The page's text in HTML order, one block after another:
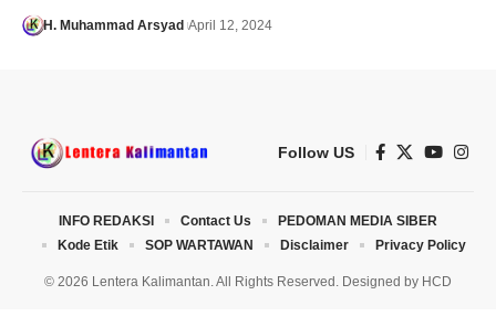
H. Muhammad Arsyad April 12, 2024
Follow US
© 2026 Lentera Kalimantan. All Rights Reserved. Designed by HCD
INFO REDAKSI Contact Us
PEDOMAN MEDIA SIBER
Kode Etik
SOP WARTAWAN Disclaimer Privacy Policy